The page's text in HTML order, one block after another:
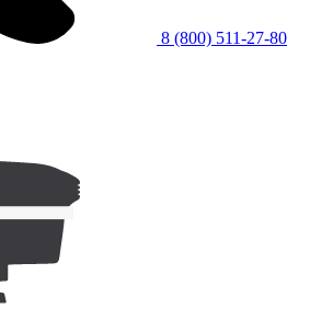
8 (800) 511-27-80